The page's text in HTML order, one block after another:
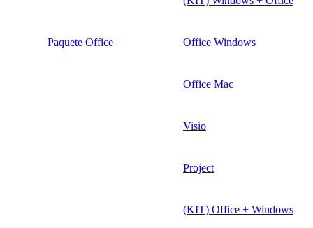
Paquete Office Office Windows
Office Mac
Visio
Project
(KIT) Office + Windows